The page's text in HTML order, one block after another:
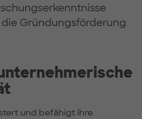
Gründungsförderung
und befähigt ihre